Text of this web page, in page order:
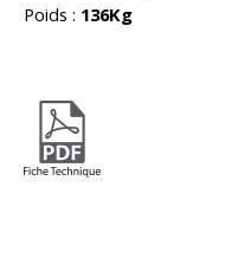
Poids : 136Kg